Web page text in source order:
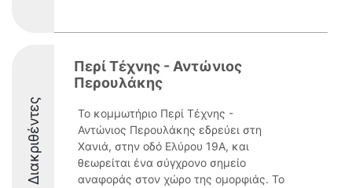
Διακριθέντες
Περί Τέχνης - Αντώνιος
Περουλάκης
Το κομμωτήριο Περί Τέχνης -
Αντώνιος Περουλάκης εδρεύει στη
Χανιά, στην οδό Ελύρου 19Α, και
θεωρείται ένα σύγχρονο σημείο
αναφοράς στον χώρο της ομορφιάς. Το